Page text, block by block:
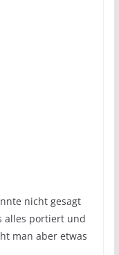
nicht gesagt
alles portiert und
man aber etwas